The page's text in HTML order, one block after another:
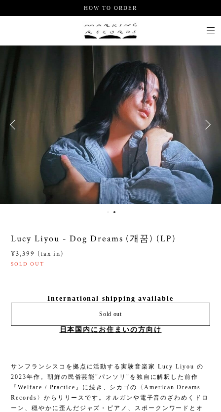
HOW TO ORDER
Lucy Liyou - Dog Dreams (개꿈) (LP)
¥3,399 (tax in)
SOLD OUT
International shipping available
Sold out
日本国内にお住まいの方向け
サンフランシスコを拠点に活動する実験音楽家 Lucy Liyou の
2023年作。朝鮮の民俗芸能"パンソリ"を独自に解釈した前作
『Welfare / Practice』に続き、シカゴの〈American Dreams
Records〉からリリースです。オルガンや電子音のざわめくドロ
ーン、穏やかに歪んだジャズ・ピアノ、スポークンワードとオ